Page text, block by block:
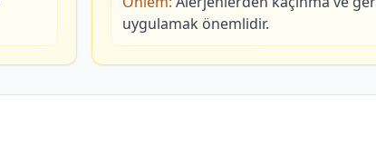
uygulamak önemlidir.